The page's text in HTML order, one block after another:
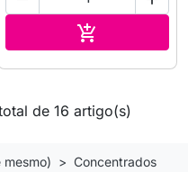

de 16 artigo(s)
mesmo)
Concentrados